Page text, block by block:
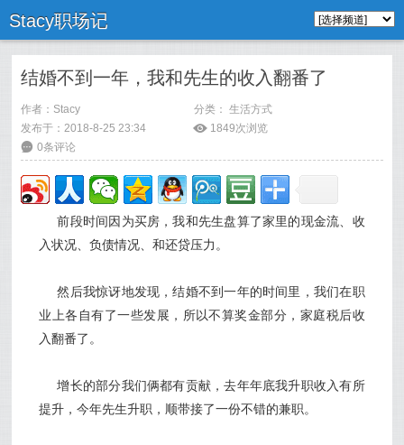
Stacy职场记
结婚不到一年，我和先生的收入翻番了
作者： Stacy 分类： 生活方式
发布于：2018-8-25 23:34
ė 1849次浏览
6 0条评论
前段时间因为买房，我和先生盘算了家里的现金流、收
入状况、负债情况、和还贷压力。
然后我惊讶地发现，结婚不到一年的时间里，我们在职
业上各自有了一些发展，所以不算奖金部分，家庭税后收
入翻番了。
增长的部分我们俩都有贡献，去年年底我升职收入有所
提升，今年先生升职，顺带接了一份不错的兼职。